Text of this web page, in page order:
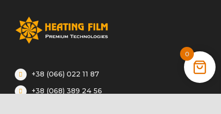
+38 (066) 022 11 87
+38 (068) 389 24 56
0